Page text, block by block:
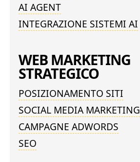
AI AGENT
INTEGRAZIONE SISTEMI AI
WEB MARKETING
STRATEGICO
POSIZIONAMENTO SITI
SOCIAL MEDIA MARKETING
CAMPAGNE ADWORDS
SEO